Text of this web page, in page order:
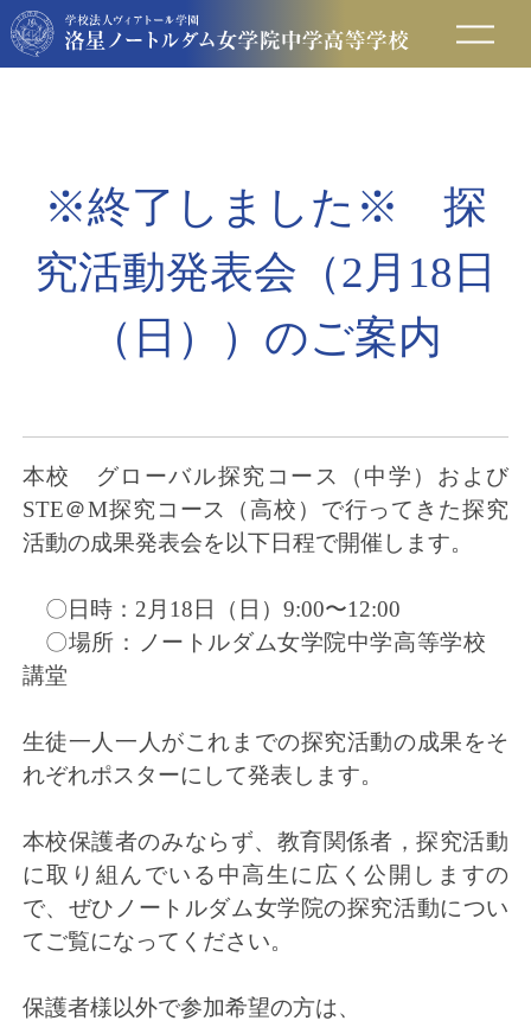
保護者の方へ
卒業生の方へ
入試情報
お問い合わせ
資料請求
※終了しました※ 探
究活動発表会（2月18日
（日））のご案内
本校 グローバル探究コース（中学）および
STE＠M探究コース（ 高校）で行ってきた探究
活動の成果発表会を以下日程で開催します。
〇日時：2月18日（日）9:00〜12:00
〇場所：ノートルダム女学院中学高等学校
講堂
生徒一人一人がこれまでの探究活動の成果をそ
れぞれポスターにして発表します。
本校保護者のみならず、教育関係者，探究活動
に取り組んでいる中高生に広く公開しますの
で、ぜひノートルダム女学院の探究活動につい
てご覧になってください。
保護者様以外で参加希望の方は、